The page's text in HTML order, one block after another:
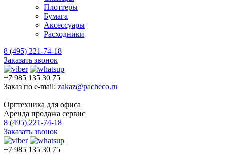
Плоттеры
Бумага
Аксессуары
Расходники
8 (495) 221-74-18
Заказать звонок
+7 985 135 30 75
Заказ по e-mail: zakaz@pacheco.ru
Оргтехника для офиса
Аренда продажа сервис
8 (495) 221-74-18
Заказать звонок
+7 985 135 30 75